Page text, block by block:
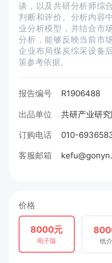
谈，以及共研分析师综
判断和评价。分析内容
业分析模型，并结合市
分析，能够反映当前市
企业布局煤炭综采设备
策参考依据。
报告编号 R1906488
出品单位 共研产业研
订购电话 010-
客服邮箱
价格
8000元
电子版 纸